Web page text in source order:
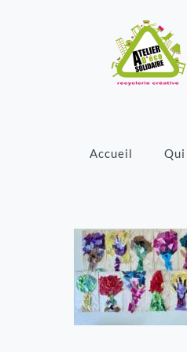
Accueil Qui